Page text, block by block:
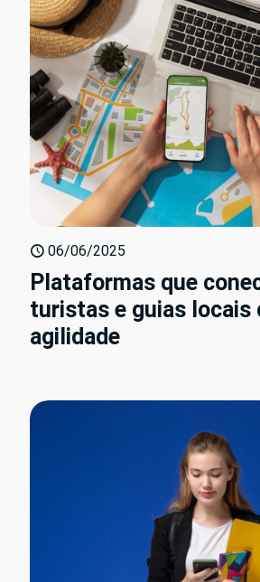
06/06/2025
Plataformas que
turistas e guias locais
agilidade